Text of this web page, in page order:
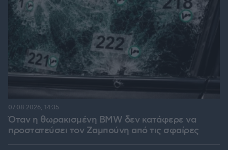
Όταν η θωρακισμένη BMW δεν κατάφερε να
προστατεύσει τον Ζαμπούνη από τις σφαίρες
07.08.2026, 14:35